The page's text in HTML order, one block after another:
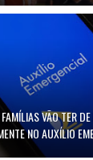
VÃO TER
NO AUXÍLIO